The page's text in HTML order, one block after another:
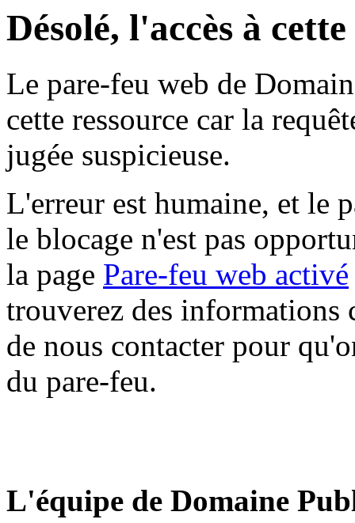
Désolé, l'accès à
Le pare-feu web de
cette ressource car la
jugée suspicieuse.
L'erreur est humaine, et le
le blocage n'est pas
la page Pare-feu web activé
trouverez des informations
de nous contacter pour
du pare-feu.
L'équipe de Domaine